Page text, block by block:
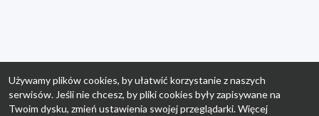
Używamy plików cookies, by ułatwić korzystanie z naszych
serwisów. Jeśli nie chcesz, by pliki cookies były zapisywane na
Twoim dysku, zmień ustawienia swojej przeglądarki. Więcej